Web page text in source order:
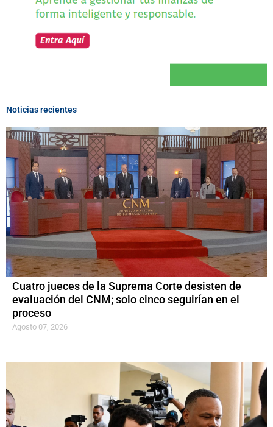
Noticias recientes
Cuatro jueces de la Suprema Corte desisten de
evaluación del CNM; solo cinco seguirían en el
proceso
Agosto 07, 2026